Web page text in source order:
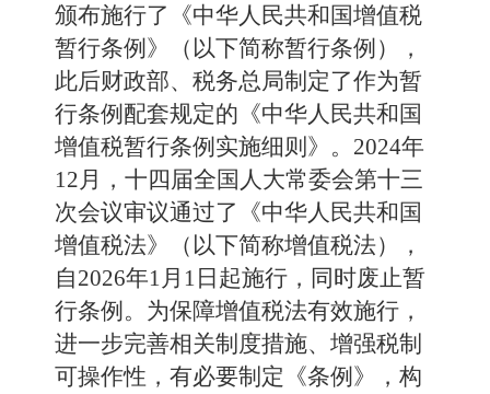
颁布施行了《中华人民共和国增值税
暂行条例》（以下简称暂行条例），
此后财政部、税务总局制定了作为暂
行条例配套规定的《中华人民共和国
增值税暂行条例实施细则》。2024年
12月，十四届全国人大常委会第十三
次会议审议通过了《中华人民共和国
增值税法》（以下简称增值税法），
自2026年1月1日起施行，同时废止暂
行条例。为保障增值税法有效施行，
进一步完善相关制度措施、增强税制
可操作性，有必要制定《条例》，构